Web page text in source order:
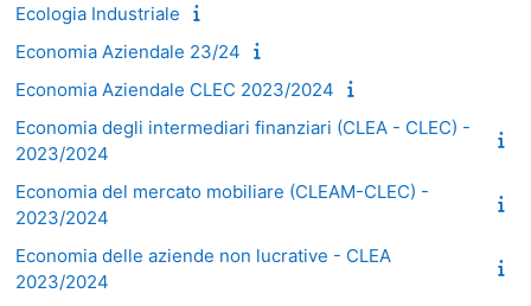
Ecologia Industriale
Economia Aziendale 23/24
Economia Aziendale CLEC 2023/2024
Economia degli intermediari finanziari (CLEA - CLEC) -
2023/2024
Economia del mercato mobiliare (CLEAM-CLEC) -
2023/2024
Economia delle aziende non lucrative - CLEA
2023/2024